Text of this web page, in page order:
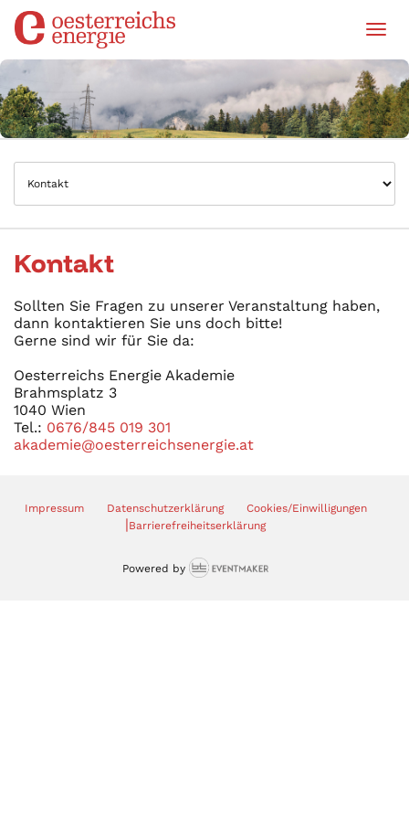
Kontakt
Sollten Sie Fragen zu unserer Veranstaltung haben,
dann kontaktieren Sie uns doch bitte!
Gerne sind wir für Sie da:
Oesterreichs Energie Akademie
Brahmsplatz 3
1040 Wien
Tel.: 0676/845 019 301
akademie@oesterreichsenergie.at
Impressum Datenschutzerklärung Cookies/Einwilligungen
|Barrierefreiheitserklärung
Powered by